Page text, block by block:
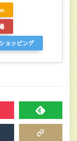
ョッピング
FEEDLY